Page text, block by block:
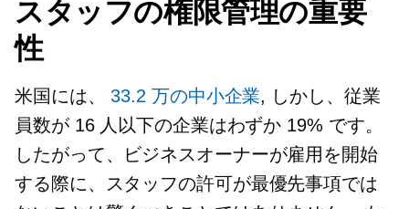
スタッフの権限管理の重要
性
米国には、33.2 万の中小企業, しかし、従業
員数が 16 人以下の企業はわずか 19% です。
したがって、ビジネスオーナーが雇用を開始
する際に、スタッフの許可が最優先事項では